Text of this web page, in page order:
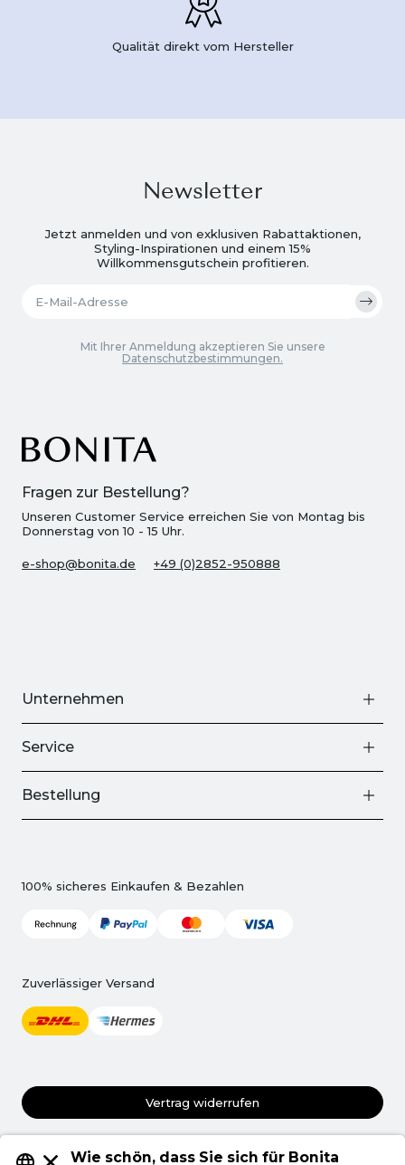
Qualität direkt vom Hersteller
Fragen zur Bestellung?
Unseren Customer Service erreichen Sie von Montag bis
Donnerstag von 10 - 15 Uhr.
e-shop@bonita.de +49 (0)2852-950888
Newsletter
Jetzt anmelden und von exklusiven Rabattaktionen,
Styling-Inspirationen und einem 15%
Willkommensgutschein profitieren.
Mit Ihrer Anmeldung akzeptieren Sie unsere
Datenschutzbestimmungen.
Unternehmen
Service
Bestellung
100% sicheres Einkaufen & Bezahlen
Zuverlässiger Versand
Vertrag widerrufen